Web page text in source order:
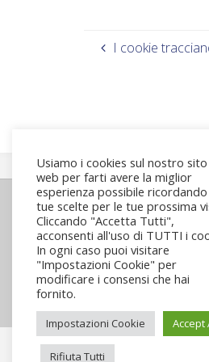
I cookie
PRIVACY POLICY | COOKIE POLICY
© Roma Virtuale S.r.L.
Web Agency Specializzata nella
Via Bevagna 21 - Roma C.F./P.Iva
Usiamo i cookies sul nostro sito
web per farti avere la miglior
esperienza possibile ricordando
tue scelte per le tue prossima
Cliccando "Accetta Tutti",
acconsenti all'uso di TUTTI i
In ogni caso puoi visitare
"Impostazioni Cookie" per
modificare i consensi che hai
fornito.
Impostazioni Cookie Accept
Rifiuta Tutti